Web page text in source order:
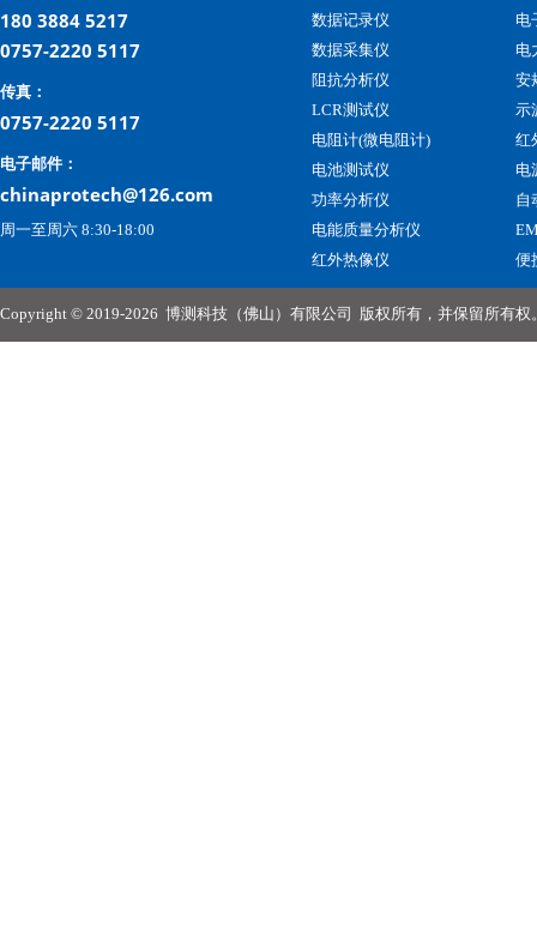
180 3884 5217
0757-2220 5117
传真：
0757-2220 5117
电子邮件：
chinaprotech@126.com
周一至周六 8:30-18:00
数据记录仪
数据采集仪
阻抗分析仪
LCR测试仪
电阻计(微电阻计)
电池测试仪
功率分析仪
电能质量分析仪
红外热像仪
电
电
安
示
红
电
自
便
Copyright © 2019-2026 博测科技（佛山）有限公司 版权所有，并保留所有